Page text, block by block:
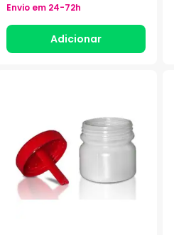
Envio em 24-72h
Adicionar